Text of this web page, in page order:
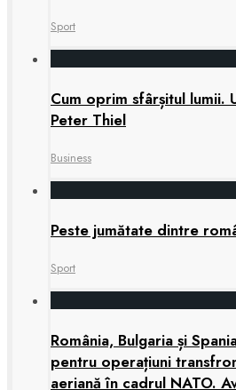
Sport
Cum oprim sfârșitul lumii.
Peter Thiel
Business
Peste jumătate dintre
Sport
România, Bulgaria și
pentru operațiuni
aeriană în cadrul NATO.